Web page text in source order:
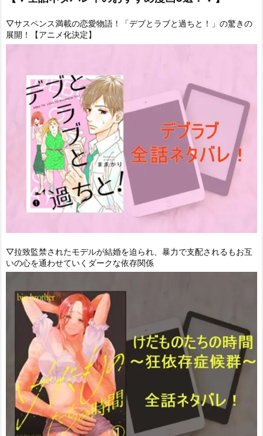
▽サスペンス満載の恋愛物語！「デブとラブと過ちと！」の驚きの
展開！【アニメ化決定】
▽拉致監禁されたモデルが結婚を迫られ、暴力で支配されるもお互
いの心を通わせていくダークな依存関係